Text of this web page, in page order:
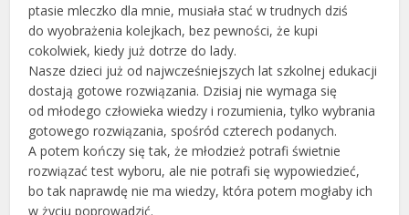
ptasie mleczko dla mnie, musiała stać w trudnych dziś
do wyobrażenia kolejkach, bez pewności, że kupi
cokolwiek, kiedy już dotrze do lady.
Nasze dzieci już od najwcześniejszych lat szkolnej edukacji
dostają gotowe rozwiązania. Dzisiaj nie wymaga się
od młodego człowieka wiedzy i rozumienia, tylko wybrania
gotowego rozwiązania, spośród czterech podanych.
A potem kończy się tak, że młodzież potrafi świetnie
rozwiązać test wyboru, ale nie potrafi się wypowiedzieć,
bo tak naprawdę nie ma wiedzy, która potem mogłaby ich
w życiu poprowadzić.